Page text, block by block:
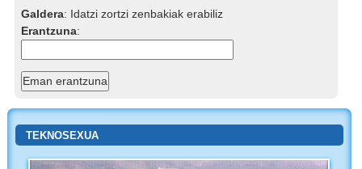
Galdera: Idatzi zortzi zenbakiak erabiliz
Erantzuna:
TEKNOSEXUA